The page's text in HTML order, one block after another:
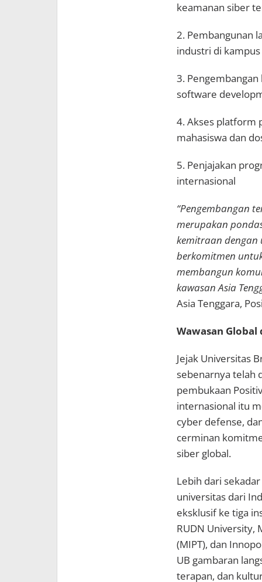
keamanan siber
2. Pembangunan
industri di kampus
3.
software
4. Akses platform
mahasiswa dan
5. Penjajakan
internasional
“Pengembangan
merupakan
kemitraan dengan
berkomitmen
membangun
kawasan Asia
Asia Tenggara,
Wawasan Global
Jejak Universitas
sebenarnya telah
pembukaan
internasional itu
cyber defense,
cerminan
siber global.
Lebih dari
universitas dari
eksklusif ke tiga
RUDN University,
(MIPT), dan
UB gambaran
terapan, dan